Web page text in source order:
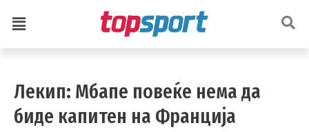
Лекип: Мбапе повеќе нема да
биде капитен на Франција